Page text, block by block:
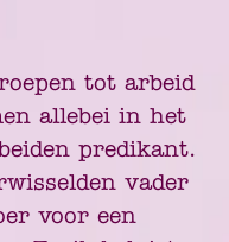
tot arbeid
allebei in het
predikant.
vader
voor een